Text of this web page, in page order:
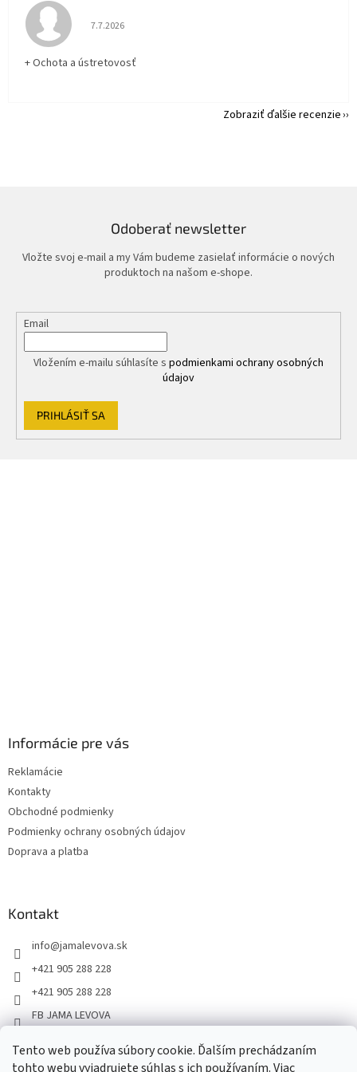
Tento web používa súbory cookie. Ďalším prechádzaním
tohto webu vyjadrujete súhlas s ich používaním. Viac
Hodnotenie obchodu je 5 z 5 hviezdičiek.
7.7.2026
+ Ochota a ústretovosť
Zobraziť ďalšie recenzie
Odoberať newsletter
Vložte svoj e-mail a my Vám budeme zasielať informácie o nových
produktoch na našom e-shope.
Email
Vložením e-mailu súhlasíte s podmienkami ochrany osobných
údajov
PRIHLÁSIŤ SA
Informácie pre vás
Reklamácie
Kontakty
Obchodné podmienky
Podmienky ochrany osobných údajov
Doprava a platba
Kontakt
info@jamalevova.sk
+421 905 288 228
+421 905 288 228
FB JAMA LEVOVA
JamaLevova